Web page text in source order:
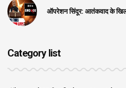
ऑपरेशन सिंदूर: आतंकवाद के
Category list